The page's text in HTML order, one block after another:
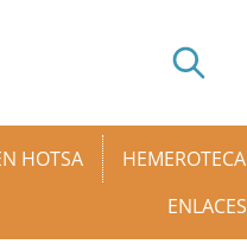
HOTSA
HEMEROTECA
ENLACES